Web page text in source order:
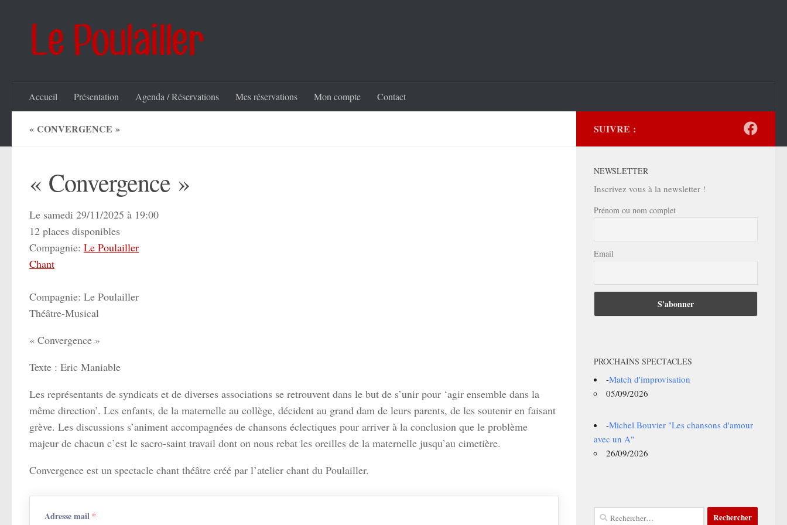
Accueil Présentation Agenda / Réservations Mes réservations Mon compte Contact
« CONVERGENCE »
« Convergence »
Le samedi 29/11/2025 à 19:00
12 places disponibles
Compagnie: Le Poulailler
Chant
Compagnie: Le Poulailler
Théâtre-Musical
« Convergence »
Texte : Eric Maniable
Les représentants de syndicats et de diverses associations se retrouvent dans le but de s’unir pour ‘agir ensemble dans la
même direction’. Les enfants, de la maternelle au collège, décident au grand dam de leurs parents, de les soutenir en faisant
grève. Les discussions s’animent accompagnées de chansons éclectiques pour arriver à la conclusion que le problème
majeur de chacun c’est le sacro-saint travail dont on nous rebat les oreilles de la maternelle jusqu’au cimetière.
Convergence est un spectacle chant théâtre créé par l’atelier chant du Poulailler.
Adresse mail *
SUIVRE :
NEWSLETTER
Inscrivez vous à la newsletter !
Prénom ou nom complet
Email
PROCHAINS SPECTACLES
-Match d'improvisation
05/09/2026
-Michel Bouvier "Les chansons d'amour
avec un A"
26/09/2026
Rechercher :